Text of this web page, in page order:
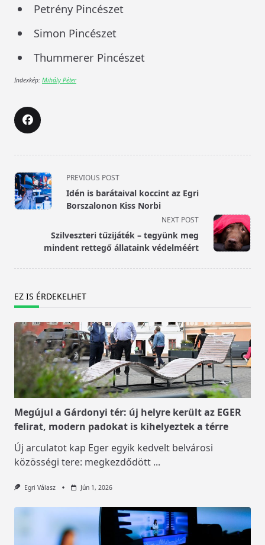
Petrény Pincészet
Simon Pincészet
Thummerer Pincészet
Indexkép: Mihály Péter
<span
class="nav-
subtitle
text">Page</span>
PREVIOUS POST
Idén is barátaival koccint az Egri
Borszalonon Kiss Norbi
NEXT POST
Szilveszteri tűzijáték – tegyünk meg
mindent rettegő állataink védelméért
EZ IS ÉRDEKELHET
Megújul a Gárdonyi tér: új helyre került az EGER
felirat, modern padokat is kihelyeztek a térre
Új arculatot kap Eger egyik kedvelt belvárosi
közösségi tere: megkezdődött ...
Egri Válasz Jún 1, 2026